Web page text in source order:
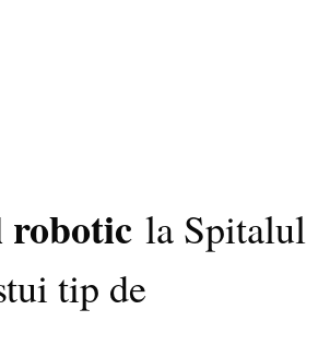
robotic la Spitalul
tip de